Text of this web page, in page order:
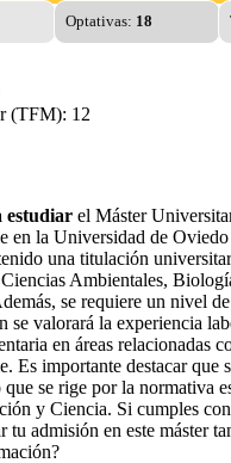
Optativas: 18
(TFM): 12
estudiar el Máster
en la Universidad de
una titulación
Ambientales,
se requiere un nivel
se valorará la experiencia
en áreas relacionadas
Es importante destacar que
se rige por la normativa
y Ciencia. Si cumples
tu admisión en este máster